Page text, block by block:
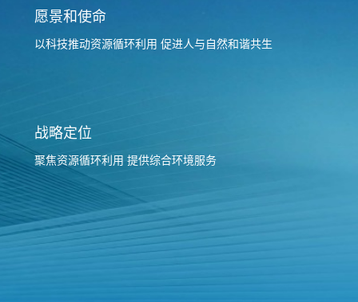
愿景和使命
以科技推动资源循环利用 促进人与自然和谐共生
战略定位
聚焦资源循环利用 提供综合环境服务